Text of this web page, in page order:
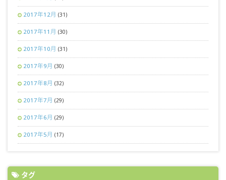
2017年12月 (31)
2017年11月 (30)
2017年10月 (31)
2017年9月 (30)
2017年8月 (32)
2017年7月 (29)
2017年6月 (29)
2017年5月 (17)
タグ